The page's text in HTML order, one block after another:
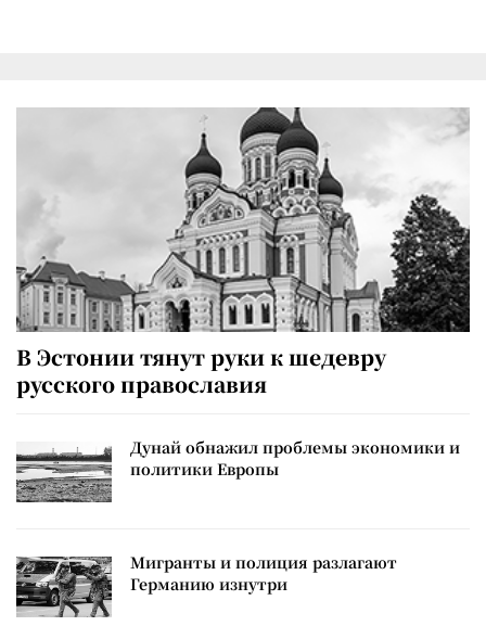
В Эстонии тянут руки к шедевру
русского православия
Дунай обнажил проблемы экономики и
политики Европы
Мигранты и полиция разлагают
Германию изнутри